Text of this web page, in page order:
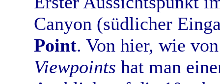
Canyon (südlicher
Point. Von hier, wie
Viewpoints hat man